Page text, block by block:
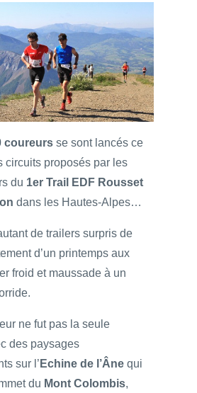
coureurs se sont lancés ce
circuits proposés par les
du 1er Trail EDF Rousset
dans les Hautes-Alpes…
de trailers surpris de
d’un printemps aux
froid et maussade à un
ne fut pas la seule
des paysages
sur l’ Echine de l’Âne qui
du Mont Colombis,